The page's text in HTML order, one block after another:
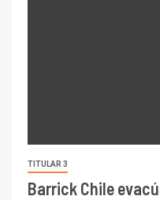
TITULAR 3
Barrick Chile